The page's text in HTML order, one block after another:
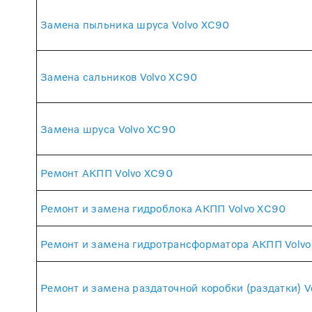
Замена пыльника шруса Volvo XC90
Замена сальников Volvo XC90
Замена шруса Volvo XC90
Ремонт АКПП Volvo XC90
Ремонт и замена гидроблока АКПП Volvo XC90
Ремонт и замена гидротрансформатора АКПП
Ремонт и замена раздаточной коробки (раздатки)